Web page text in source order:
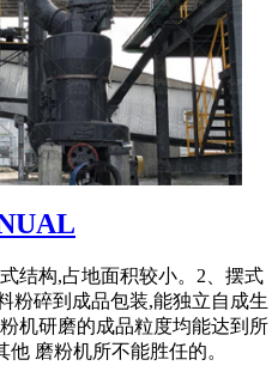
结构,占地面积较小。2、摆式
粉碎到成品包装,能独立自成生
机研磨的成品粒度均能达到所
他 磨粉机所不能胜任的。